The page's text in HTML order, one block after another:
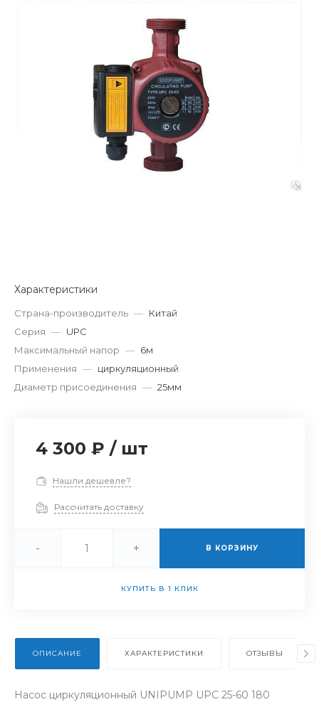
Характеристики
Страна-производитель — Китай
Серия — UPС
Максимальный напор — 6м
Применения — циркуляционный
Диаметр присоединения — 25мм
4 300 ₽ / шт
Нашли дешевле?
Рассчитать доставку
- + В КОРЗИНУ
КУПИТЬ В 1 КЛИК
ОПИСАНИЕ ХАРАКТЕРИСТИКИ ОТЗЫВЫ
Насос циркуляционный UNIPUMP UPС 25-60 180